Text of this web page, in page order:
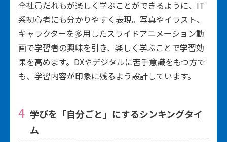
全社員だれもが楽しく学ぶことができるように、IT
系初心者にも分かりやすく表現。写真やイラスト、
キャラクターを多用したスライドアニメーション動
画で学習者の興味を引き、楽しく学ぶことで学習効
果を高めます。DXやデジタルに苦手意識をもつ方で
も、学習内容が印象に残るよう設計しています。
学びを「自分ごと」にするシンキングタイ
ム